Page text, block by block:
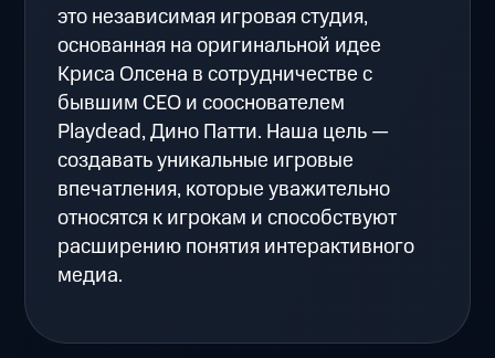
это независимая игровая студия,
основанная на оригинальной идее
Криса Олсена в сотрудничестве с
бывшим CEO и сооснователем
Playdead, Дино Патти. Наша цель —
создавать уникальные игровые
впечатления, которые уважительно
относятся к игрокам и способствуют
расширению понятия интерактивного
медиа.